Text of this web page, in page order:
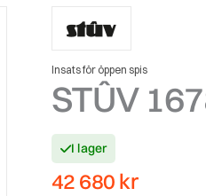
Insats för öppen spis
STÛV
I lager
42 680 kr